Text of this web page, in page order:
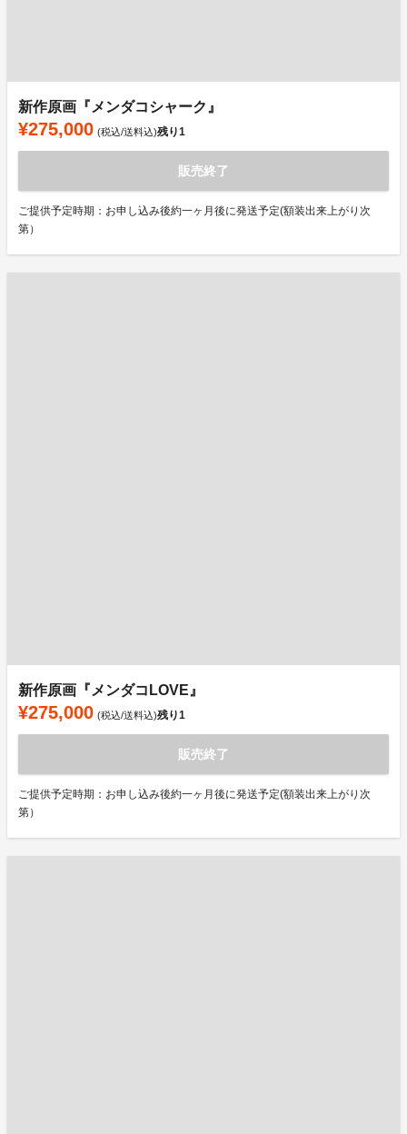
新作原画『メンダコシャーク』
¥275,000 (税込/送料込)残り1
販売終了
ご提供予定時期：お申し込み後約一ヶ月後に発送予定(額装出来上がり次
第）
新作原画『メンダコLOVE』
¥275,000 (税込/送料込)残り1
販売終了
ご提供予定時期：お申し込み後約一ヶ月後に発送予定(額装出来上がり次
第）